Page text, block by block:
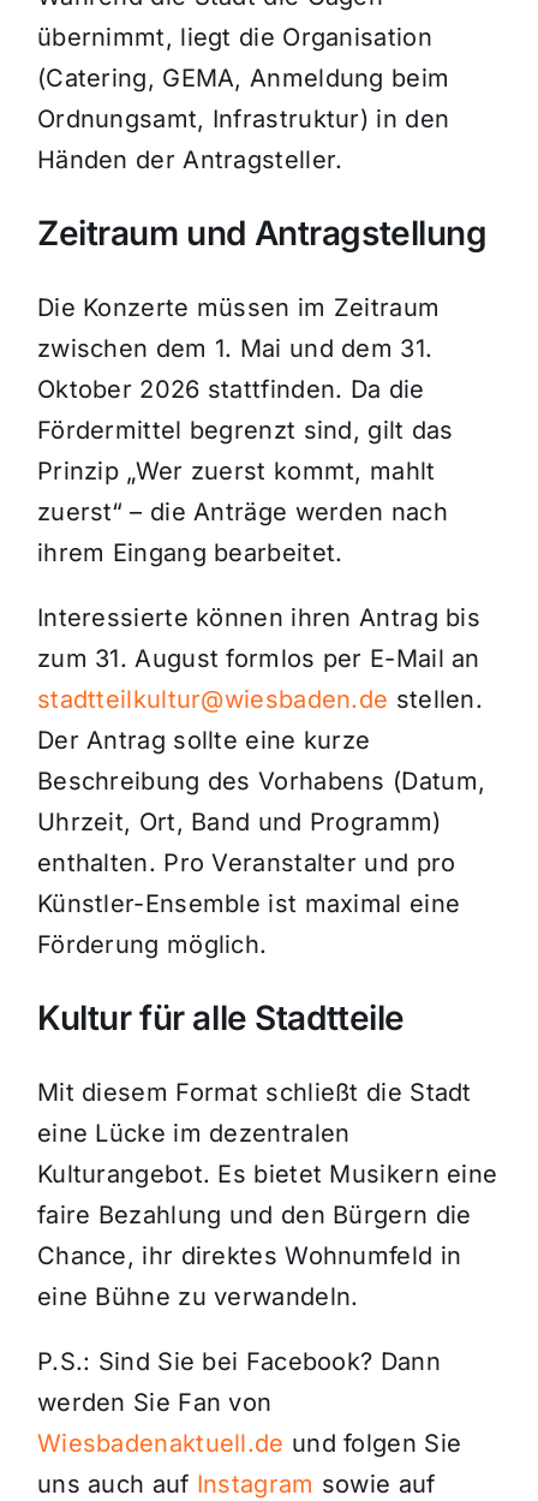
übernimmt, liegt die Organisation
(Catering, GEMA, Anmeldung beim
Ordnungsamt, Infrastruktur) in den
Händen der Antragsteller.
Zeitraum und Antragstellung
Die Konzerte müssen im Zeitraum
zwischen dem 1. Mai und dem 31.
Oktober 2026 stattfinden. Da die
Fördermittel begrenzt sind, gilt das
Prinzip „Wer zuerst kommt, mahlt
zuerst“ – die Anträge werden nach
ihrem Eingang bearbeitet.
Interessierte können ihren Antrag bis
zum 31. August formlos per E-Mail an
stadtteilkultur@wiesbaden.de stellen.
Der Antrag sollte eine kurze
Beschreibung des Vorhabens (Datum,
Uhrzeit, Ort, Band und Programm)
enthalten. Pro Veranstalter und pro
Künstler-Ensemble ist maximal eine
Förderung möglich.
Kultur für alle Stadtteile
Mit diesem Format schließt die Stadt
eine Lücke im dezentralen
Kulturangebot. Es bietet Musikern eine
faire Bezahlung und den Bürgern die
Chance, ihr direktes Wohnumfeld in
eine Bühne zu verwandeln.
P.S.: Sind Sie bei Facebook? Dann
werden Sie Fan von
Wiesbadenaktuell.de und folgen Sie
uns auch auf Instagram sowie auf